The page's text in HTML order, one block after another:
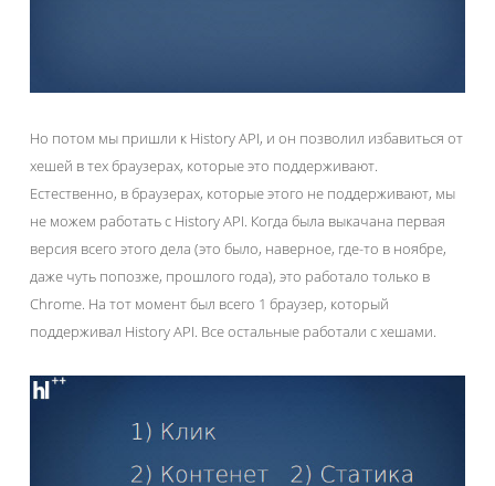
Но потом мы пришли к History API, и он позволил избавиться от
хешей в тех браузерах, которые это поддерживают.
Естественно, в браузерах, которые этого не поддерживают, мы
не можем работать с History API. Когда была выкачана первая
версия всего этого дела (это было, наверное, где-то в ноябре,
даже чуть попозже, прошлого года), это работало только в
Chrome. На тот момент был всего 1 браузер, который
поддерживал History API. Все остальные работали с хешами.